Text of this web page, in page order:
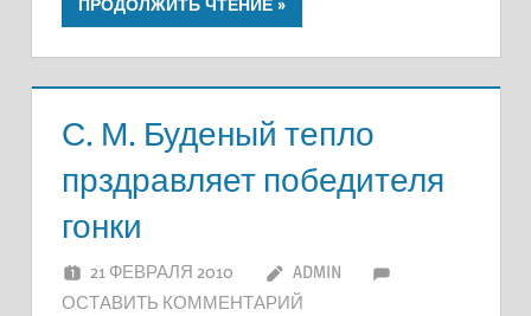
ПРОДОЛЖИТЬ ЧТЕНИЕ
С. М. Буденый тепло
прздравляет победителя
гонки
21 ФЕВРАЛЯ 2010
ADMIN
ОСТАВИТЬ КОММЕНТАРИЙ